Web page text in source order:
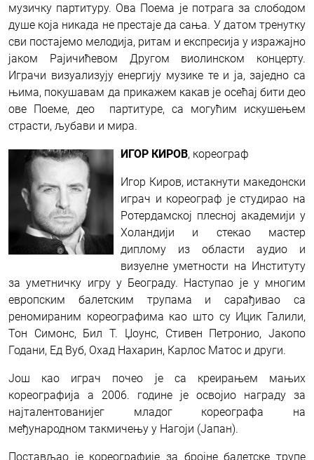
музичку партитуру. Ова Поема је потрага за слободом
душе која никада не престаје да сања. У датом тренутку
сви постајемо мелодија, ритам и експресија у изражајно
јаком Рајичићевом Другом виолинском концерту.
Играчи визуализују енергију музике те и ја, заједно са
њима, покушавам да прикажем какав је осећај бити део
ове Поеме, део партитуре, са могућим искушењем
страсти, љубави и мира.
ИГОР КИРОВ, кореограф
Игор Киров, истакнути македонски
играч и кореограф је студирао на
Ротердамској плесној академији у
Холандији и стекао мастер
диплому из области аудио и
визуелне уметности на Институту
за уметничку игру у Београду. Наступао је у многим
европским балетским трупама и сарађивао са
реномираним кореографима као што су Ицик Галили,
Тон Симонс, Бил Т. Џоунс, Стивен Петронио, Јакопо
Годани, Ед Вуб, Охад Нахарин, Карлос Матос и други.
Још као играч почео је са креирањем мањих
кореографија а 2006. године је освојио награду за
најталентованијег младог кореографа на
међународном такмичењу у Нагоји (Јапан).
Постављао је кореографије за бројне балетске трупе